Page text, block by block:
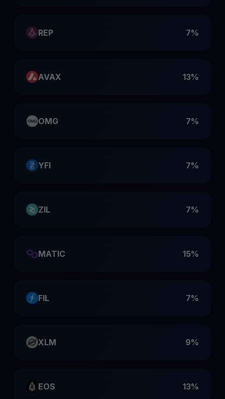
REP 7%
AVAX 13%
OMG 7%
YFI 7%
ZIL 7%
MATIC 15%
FIL 7%
XLM 9%
EOS 13%